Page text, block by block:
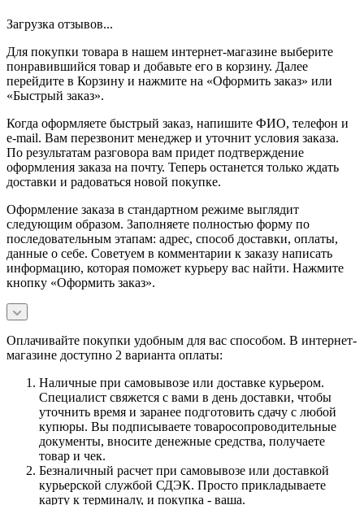
Загрузка отзывов...
Для покупки товара в нашем интернет-магазине выберите
понравившийся товар и добавьте его в корзину. Далее
перейдите в Корзину и нажмите на «Оформить заказ» или
«Быстрый заказ».
Когда оформляете быстрый заказ, напишите ФИО, телефон и
e-mail. Вам перезвонит менеджер и уточнит условия заказа.
По результатам разговора вам придет подтверждение
оформления заказа на почту. Теперь останется только ждать
доставки и радоваться новой покупке.
Оформление заказа в стандартном режиме выглядит
следующим образом. Заполняете полностью форму по
последовательным этапам: адрес, способ доставки, оплаты,
данные о себе. Советуем в комментарии к заказу написать
информацию, которая поможет курьеру вас найти. Нажмите
кнопку «Оформить заказ».
Оплачивайте покупки удобным для вас способом. В интернет-
магазине доступно 2 варианта оплаты:
Наличные при самовывозе или доставке курьером.
Специалист свяжется с вами в день доставки, чтобы
уточнить время и заранее подготовить сдачу с любой
купюры. Вы подписываете товаросопроводительные
документы, вносите денежные средства, получаете
товар и чек.
Безналичный расчет при самовывозе или доставкой
курьерской службой СДЭК. Просто прикладываете
карту к терминалу, и покупка - ваша.